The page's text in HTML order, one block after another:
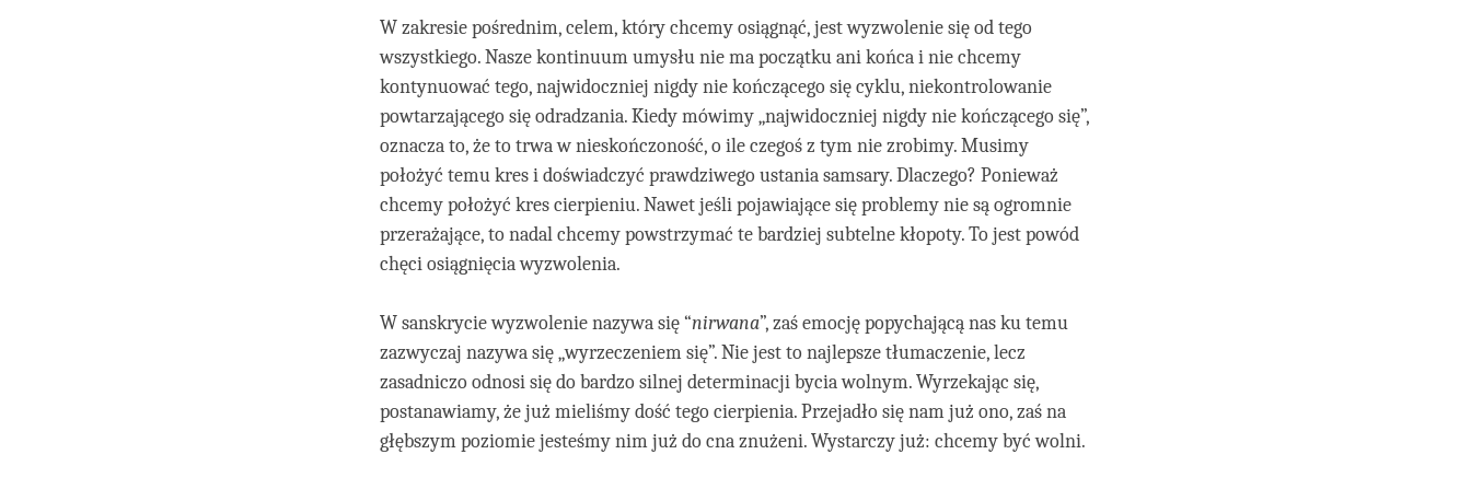
W zakresie pośrednim, celem, który chcemy osiągnąć, jest wyzwolenie się od tego
wszystkiego. Nasze kontinuum umysłu nie ma początku ani końca i nie chcemy
kontynuować tego, najwidoczniej nigdy nie kończącego się cyklu, niekontrolowanie
powtarzającego się odradzania. Kiedy mówimy „najwidoczniej nigdy nie kończącego się”,
oznacza to, że to trwa w nieskończoność, o ile czegoś z tym nie zrobimy. Musimy
położyć temu kres i doświadczyć prawdziwego ustania samsary. Dlaczego? Ponieważ
chcemy położyć kres cierpieniu. Nawet jeśli pojawiające się problemy nie są ogromnie
przerażające, to nadal chcemy powstrzymać te bardziej subtelne kłopoty. To jest powód
chęci osiągnięcia wyzwolenia.
W sanskrycie wyzwolenie nazywa się “nirwana”, zaś emocję popychającą nas ku temu
zazwyczaj nazywa się „wyrzeczeniem się”. Nie jest to najlepsze tłumaczenie, lecz
zasadniczo odnosi się do bardzo silnej determinacji bycia wolnym. Wyrzekając się,
postanawiamy, że już mieliśmy dość tego cierpienia. Przejadło się nam już ono, zaś na
głębszym poziomie jesteśmy nim już do cna znużeni. Wystarczy już: chcemy być wolni.